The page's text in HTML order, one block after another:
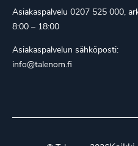
Asiakaspalvelu 0207 525 000,
8:00 – 18:00
Asiakaspalvelun sähköposti:
info@talenom.fi